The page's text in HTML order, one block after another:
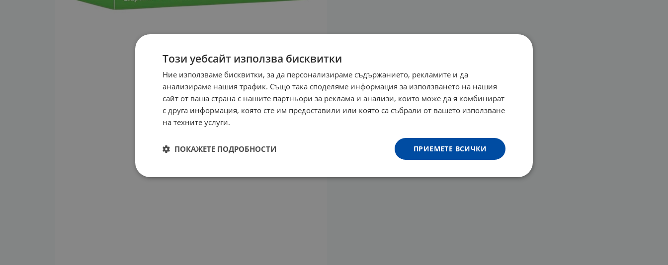
Този уебсайт използва бисквитки
Ние използваме бисквитки, за да персонализираме съдържанието, рекламите и да
анализираме нашия трафик. Също така споделяме информация за използването на нашия
сайт от ваша страна с нашите партньори за реклама и анализи, които може да я комбинират
с друга информация, която сте им предоставили или която са събрали от вашето използване
на техните услуги.
ПРИЕМЕТЕ ВСИЧКИ
ПОКАЖЕТЕ ПОДРОБНОСТИ